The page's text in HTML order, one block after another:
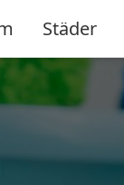
Städer